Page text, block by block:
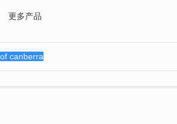
更多产品